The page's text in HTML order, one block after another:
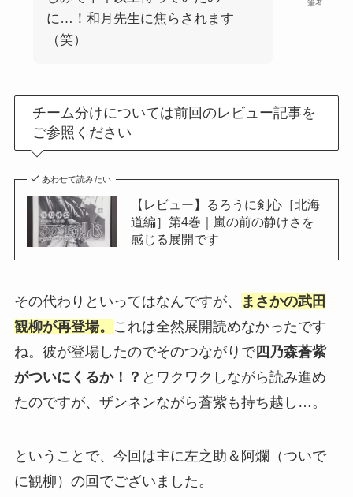
筆者
に…！和月先生に焦らされます
（笑）
チーム分けについては前回のレビュー記事を
ご参照ください
あわせて読みたい
【レビュー】るろうに剣心［北海
道編］第4巻｜嵐の前の静けさを
感じる展開です
その代わりといってはなんですが、
まさかの武田
観柳が再登場。
これは全然展開読めなかったです
ね。彼が登場したのでそのつながりで四乃森蒼紫
がついにくるか！？ とワクワクしながら読み進め
たのですが、ザンネンながら蒼紫も持ち越し…。
ということで、今回は主に左之助＆阿爛（ついで
に観柳）の回でございました。